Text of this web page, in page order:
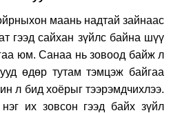
маань надтай зайнаас
гээд сайхан зүйлс байна шүү
юм. Санаа нь зовоод байж л
өдөр тутам тэмцэж байгаа
л бид хоёрыг тээрэмдчихлээ.
их зовсон гээд байх зүйл